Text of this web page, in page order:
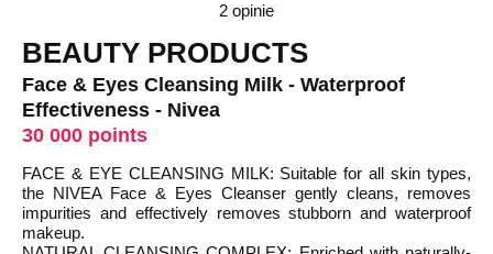
2 opinie
BEAUTY PRODUCTS
Face & Eyes Cleansing Milk - Waterproof
Effectiveness - Nivea
30 000 points
FACE & EYE CLEANSING MILK: Suitable for all skin types,
the NIVEA Face & Eyes Cleanser gently cleans, removes
impurities and effectively removes stubborn and waterproof
makeup.